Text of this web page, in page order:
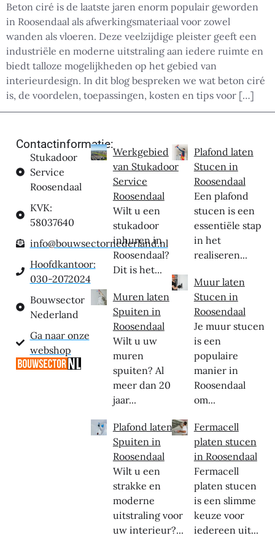
Beton ciré is de laatste jaren enorm populair geworden
in Roosendaal als afwerkingsmateriaal voor zowel
wanden als vloeren. Deze veelzijdige pleister geeft een
industriële en moderne uitstraling aan iedere ruimte en
biedt talloze mogelijkheden op het gebied van
interieurdesign. In dit blog bespreken we wat beton ciré
is, de voordelen, toepassingen, kosten en tips voor […]
Contactinformatie:
Stukadoor
Service
Roosendaal
KVK:
58037640
info@bouwsectornederland.nl
Hoofdkantoor:
030-2072024
Bouwsector
Nederland
Ga naar onze
webshop
Werkgebied
van Stukadoor
Service
Roosendaal
Wilt u een
stukadoor
inhuren in
Roosendaal?
Dit is het...
Muren laten
Spuiten in
Roosendaal
Wilt u uw
muren
spuiten? Al
meer dan 20
jaar...
Plafond laten
Spuiten in
Roosendaal
Wilt u een
strakke en
moderne
uitstraling voor
uw interieur?...
Plafond laten
Stucen in
Roosendaal
Een plafond
stucen is een
essentiële stap
in het
realiseren...
Muur laten
Stucen in
Roosendaal
Je muur stucen
is een
populaire
manier in
Roosendaal
om...
Fermacell
platen stucen
in Roosendaal
Fermacell
platen stucen
is een slimme
keuze voor
iedereen uit...